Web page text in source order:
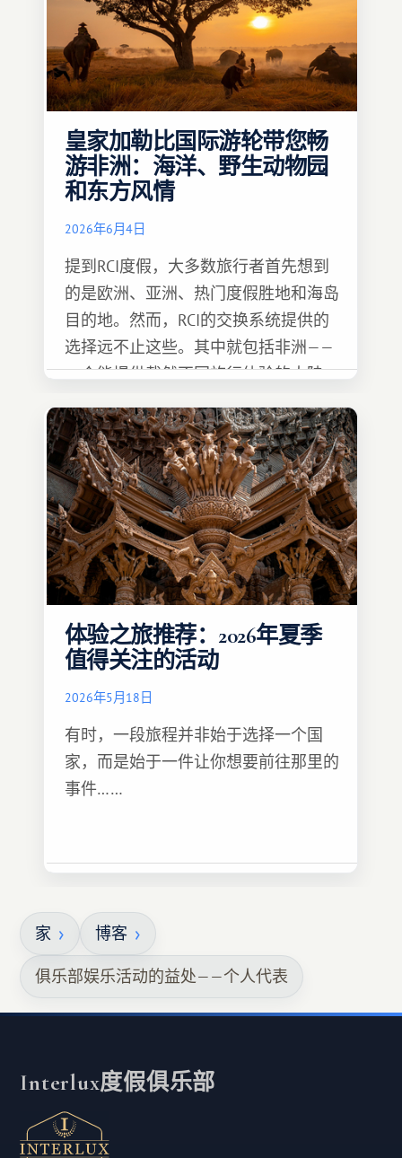
皇家加勒比国际游轮带您畅
游非洲：海洋、野生动物园
和东方风情
2026年6月4日
提到RCI度假，大多数旅行者首先想到
的是欧洲、亚洲、热门度假胜地和海岛
目的地。然而，RCI的交换系统提供的
选择远不止这些。其中就包括非洲——
一个能提供截然不同旅行体验的大陆。
体验之旅推荐：2026年夏季
值得关注的活动
2026年5月18日
有时，一段旅程并非始于选择一个国
家，而是始于一件让你想要前往那里的
事件……
家 博客
俱乐部娱乐活动的益处——个人代表
Interlux度假俱乐部